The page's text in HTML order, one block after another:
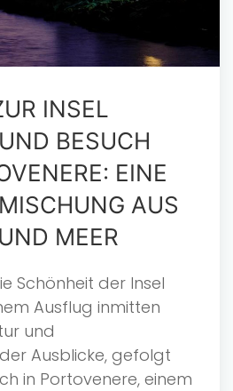
INSEL
BESUCH
EINE
AUS
MEER
Schönheit der Insel
Ausflug inmitten
und
Ausblicke, gefolgt
in Portovenere, einem